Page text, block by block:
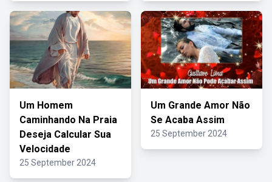
Um Homem
Caminhando Na Praia
Deseja Calcular Sua
Velocidade
25 September 2024
Um Grande Amor Não
Se Acaba Assim
25 September 2024